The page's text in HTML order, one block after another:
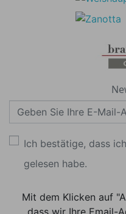
Ich bestätige, dass
gelesen habe.
Mit dem Klicken auf